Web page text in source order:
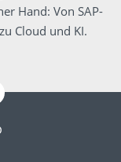
Hand: Von SAP-
Cloud und KI.